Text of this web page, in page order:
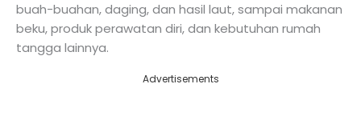
buah-buahan, daging, dan hasil laut, sampai makanan
beku, produk perawatan diri, dan kebutuhan rumah
tangga lainnya.
Advertisements